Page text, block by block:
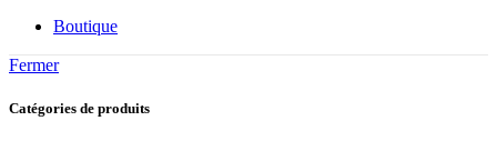
Boutique
Fermer
Catégories de produits